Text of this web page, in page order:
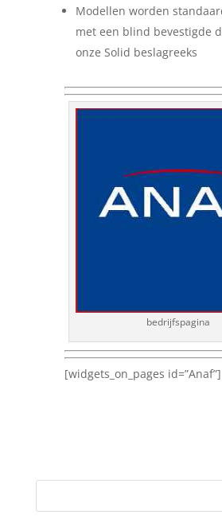
Modellen worden
met een blind bevestigde
onze Solid beslagreeks
bedrijfspagina
[widgets_on_pages id=”Anaf”]